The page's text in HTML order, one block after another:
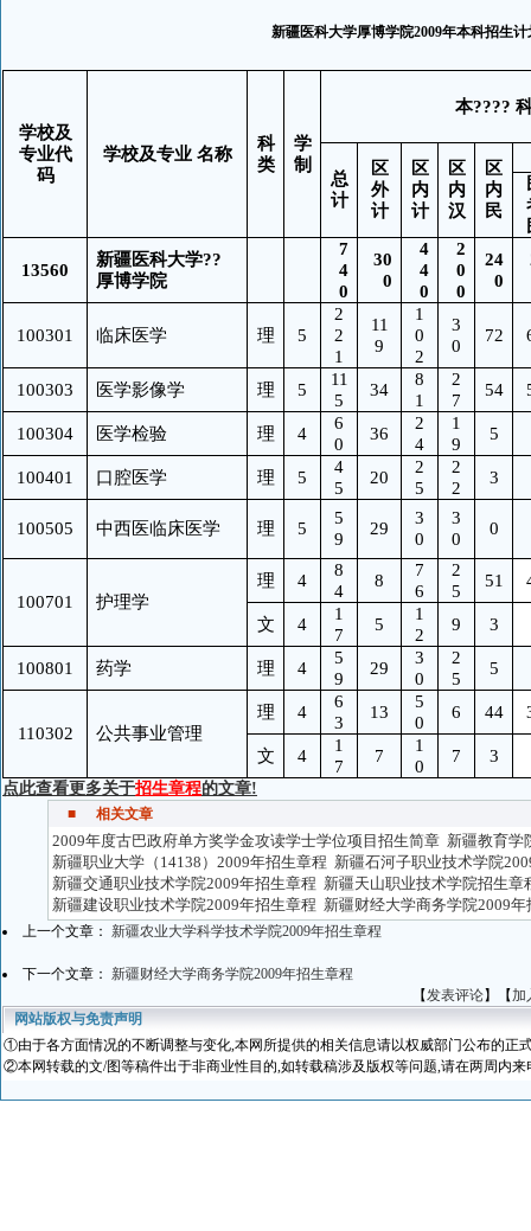
新疆医科大学厚博学院2009年本科招生计
学校及
专业代
码
学校及专业 名称
科
类
学
制
本????
总
计
区
外
计
区
内
计
区
内
汉
区
内
民
13560
新疆医科大学??
厚博学院
7
4
0
30
0
4
4
0
2
0
0
24
0
100301 临床医学 理 5
2
2
1
11
9
1
0
2
3
0
72
100303 医学影像学 理 5
11
5
34
8
1
2
7
54
100304 医学检验 理 4
6
0
36
2
4
1
9
5
100401 口腔医学 理 5
4
5
20
2
5
2
2
3
100505 中西医临床医学 理 5
5
9
29
3
0
3
0
0
100701 护理学
理 4
8
4
8
7
6
2
5
51
文 4
1
7
5
1
2
9 3
100801 药学 理 4
5
9
29
3
0
2
5
5
110302 公共事业管理
理 4
6
3
13
5
0
6 44
文 4
1
7
7
1
0
7 3
点此查看更多关于招生章程的文章!
■ 相关文章
2009年度古巴政府单方奖学金攻读学士学位项目招生简章 新疆教育学
新疆职业大学（14138）2009年招生章程 新疆石河子职业技术学院
新疆交通职业技术学院2009年招生章程 新疆天山职业技术学院招生章
新疆建设职业技术学院2009年招生章程 新疆财经大学商务学院2009年
上一个文章： 新疆农业大学科学技术学院2009年招生章程
下一个文章： 新疆财经大学商务学院2009年招生章程
【发表评论】【加
网站版权与免责声明
①由于各方面情况的不断调整与变化,本网所提供的相关信息请以权威部门公布的正
②本网转载的文/图等稿件出于非商业性目的,如转载稿涉及版权等问题,请在两周内来